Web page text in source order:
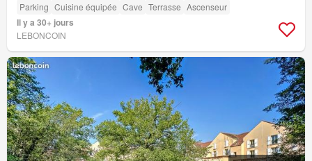
Parking Cuisine équipée Cave Terrasse Ascenseur
Il y a 30+ jours
LEBONCOIN